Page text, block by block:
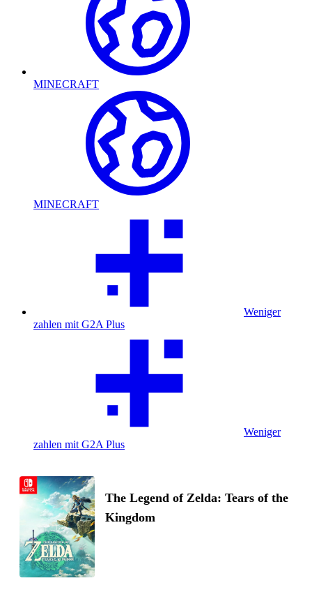
MINECRAFT
MINECRAFT
Weniger
zahlen mit G2A Plus
Weniger
zahlen mit G2A Plus
The Legend of Zelda: Tears of the
Kingdom